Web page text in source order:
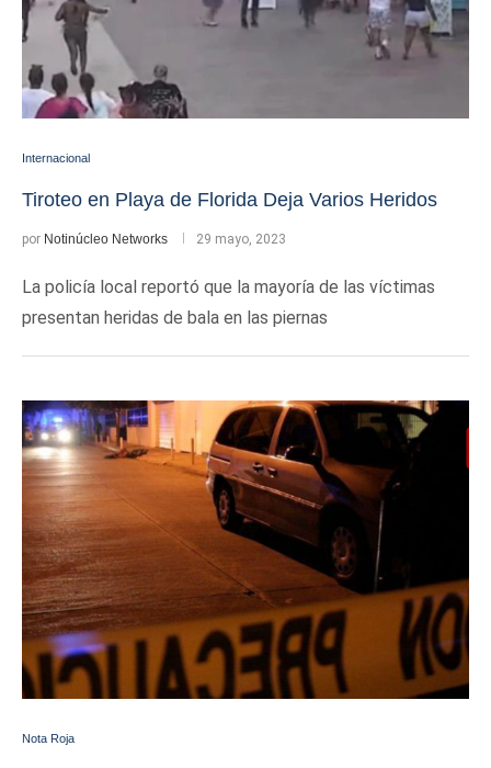
Internacional
Tiroteo en Playa de Florida Deja Varios Heridos
por Notinúcleo Networks 29 mayo, 2023
La policía local reportó que la mayoría de las víctimas
presentan heridas de bala en las piernas
Nota Roja